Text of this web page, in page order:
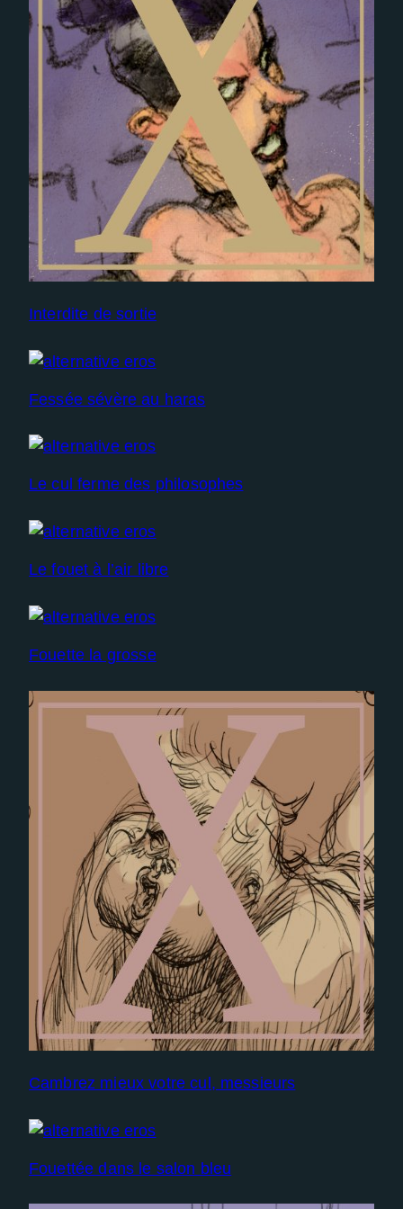
Interdite de sortie
Fessée sévère au haras
Le cul ferme des philosophes
Le fouet à l’air libre
Fouette la grosse
Cambrez mieux votre cul, messieurs
Fouettée dans le salon bleu
Experience
Afin que notre
site Web
lors de votre
visite. Si vous
refusez ces
cookies,
fonctionnalités
disparaîtront
du site Web.